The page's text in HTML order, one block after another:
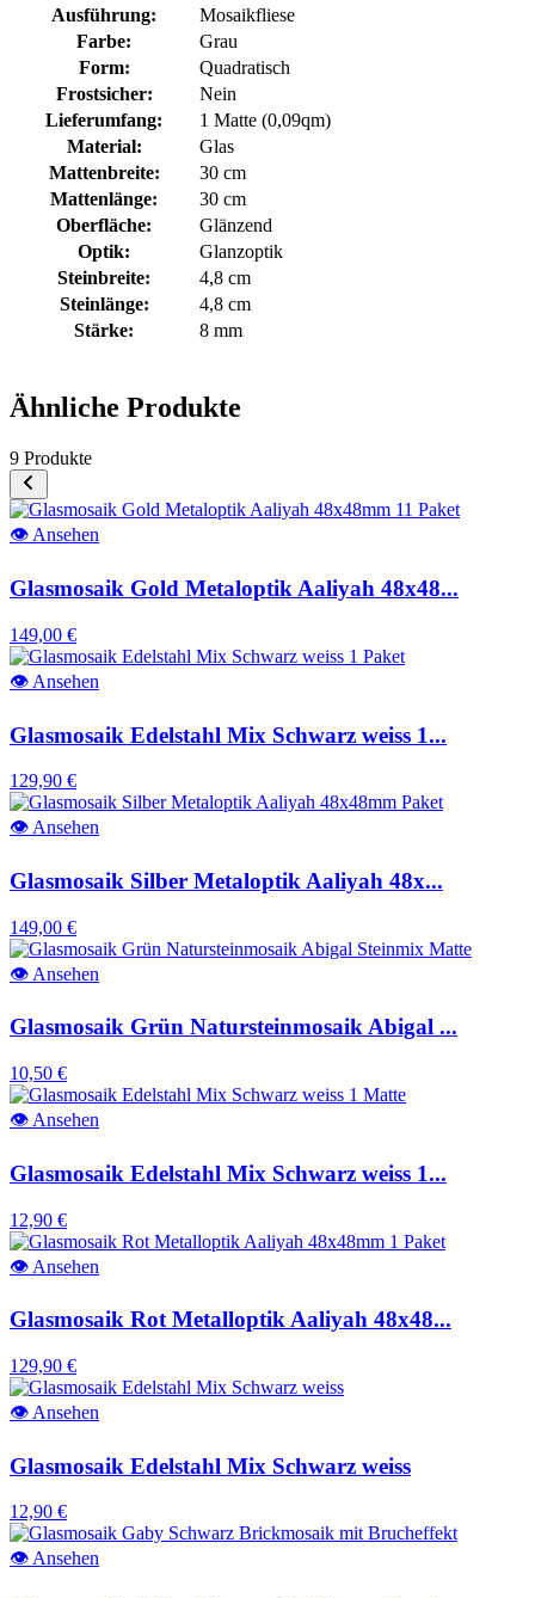
Ausführung:
Mosaikfliese
Farbe:
Grau
Form:
Quadratisch
Frostsicher:
Nein
Lieferumfang:
1 Matte (0,09qm)
Material:
Glas
Mattenbreite:
30 cm
Mattenlänge:
30 cm
Oberfläche:
Glänzend
Optik:
Glanzoptik
Steinbreite:
4,8 cm
Steinlänge:
4,8 cm
Stärke:
8 mm
Ähnliche Produkte
9 Produkte
👁 Ansehen
Glasmosaik Gold Metaloptik Aaliyah 48x48...
149,00 €
👁 Ansehen
Glasmosaik Edelstahl Mix Schwarz weiss 1...
129,90 €
👁 Ansehen
Glasmosaik Silber Metaloptik Aaliyah 48x...
149,00 €
👁 Ansehen
Glasmosaik Grün Natursteinmosaik Abigal ...
10,50 €
👁 Ansehen
Glasmosaik Edelstahl Mix Schwarz weiss 1...
12,90 €
👁 Ansehen
Glasmosaik Rot Metalloptik Aaliyah 48x48...
129,90 €
👁 Ansehen
Glasmosaik Edelstahl Mix Schwarz weiss
12,90 €
👁Ansehen